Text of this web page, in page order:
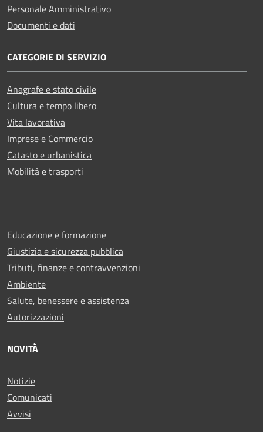
Personale Amministrativo
Documenti e dati
CATEGORIE DI SERVIZIO
Anagrafe e stato civile
Cultura e tempo libero
Vita lavorativa
Imprese e Commercio
Catasto e urbanistica
Mobilità e trasporti
Educazione e formazione
Giustizia e sicurezza pubblica
Tributi, finanze e contravvenzioni
Ambiente
Salute, benessere e assistenza
Autorizzazioni
NOVITÀ
Notizie
Comunicati
Avvisi